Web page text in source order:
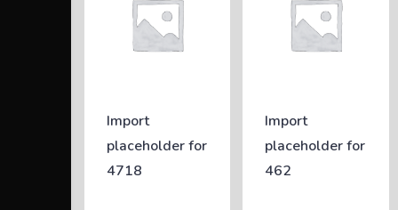
Import
placeholder for
4718
Import
placeholder for
462